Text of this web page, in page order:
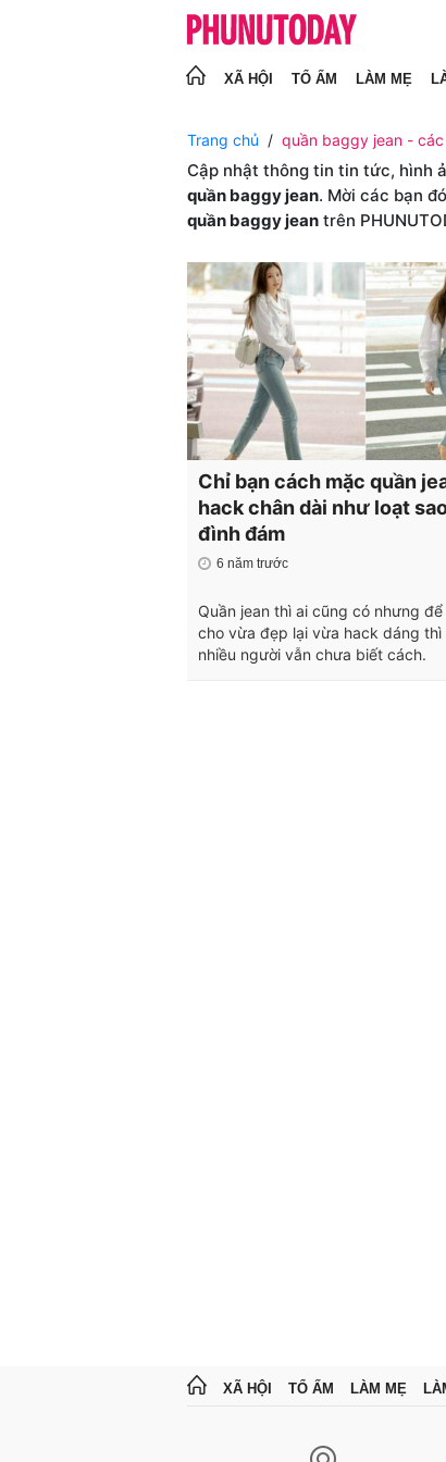
XÃ HỘI TỔ ẤM LÀM MẸ
Trang chủ quần baggy jean -
Cập nhật thông tin tin tức, hình
quần baggy jean. Mời các bạn
quần baggy jean trên
Chỉ bạn cách mặc quần
hack chân dài như loạt
đình đám
6 năm trước
Quần jean thì ai cũng có nhưng
cho vừa đẹp lại vừa hack dáng thì
nhiều người vẫn chưa biết cách.
XÃ HỘI TỔ ẤM LÀM MẸ